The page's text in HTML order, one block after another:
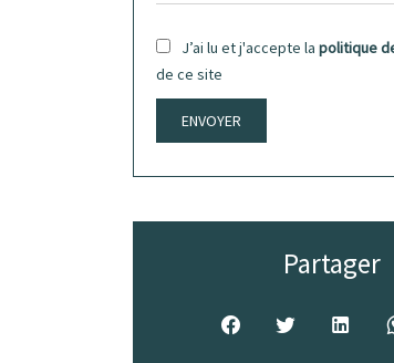
J’ai lu et j'accepte la politique
de ce site
ENVOYER
Partager